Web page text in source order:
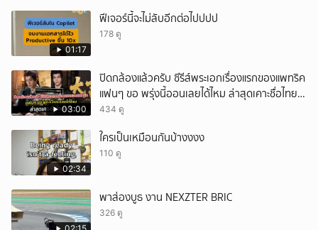
01:17
ฟีเจอร์นี้จะไม่ลับอีกต่อไปปปป
178 ดู
03:00
ปิดกล้องแล้วครับ ซีรีส์พระเอกเรื่องแรกของแพทริค
แฟนๆ ขอ พรุ่งนี้ออนเลยได้ไหม ล่าสุดเคาะชื่อไทย
แล้ว
434 ดู
02:34
ใครเป็นเหมือนกันบ้างงงง
110 ดู
พาส่องบูธ งาน NEXZTER BRIC
326 ดู